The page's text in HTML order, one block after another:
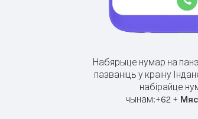
Набярыце нумар на
пазваніць у краіну
набірайце
чынам:+62 +